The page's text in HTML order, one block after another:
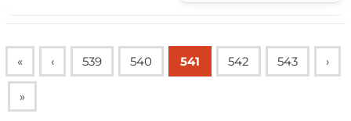
« ‹ 539 540 541 542 543 ›
»